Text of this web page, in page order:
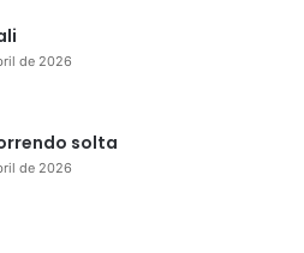
de 2026
solta
de 2026